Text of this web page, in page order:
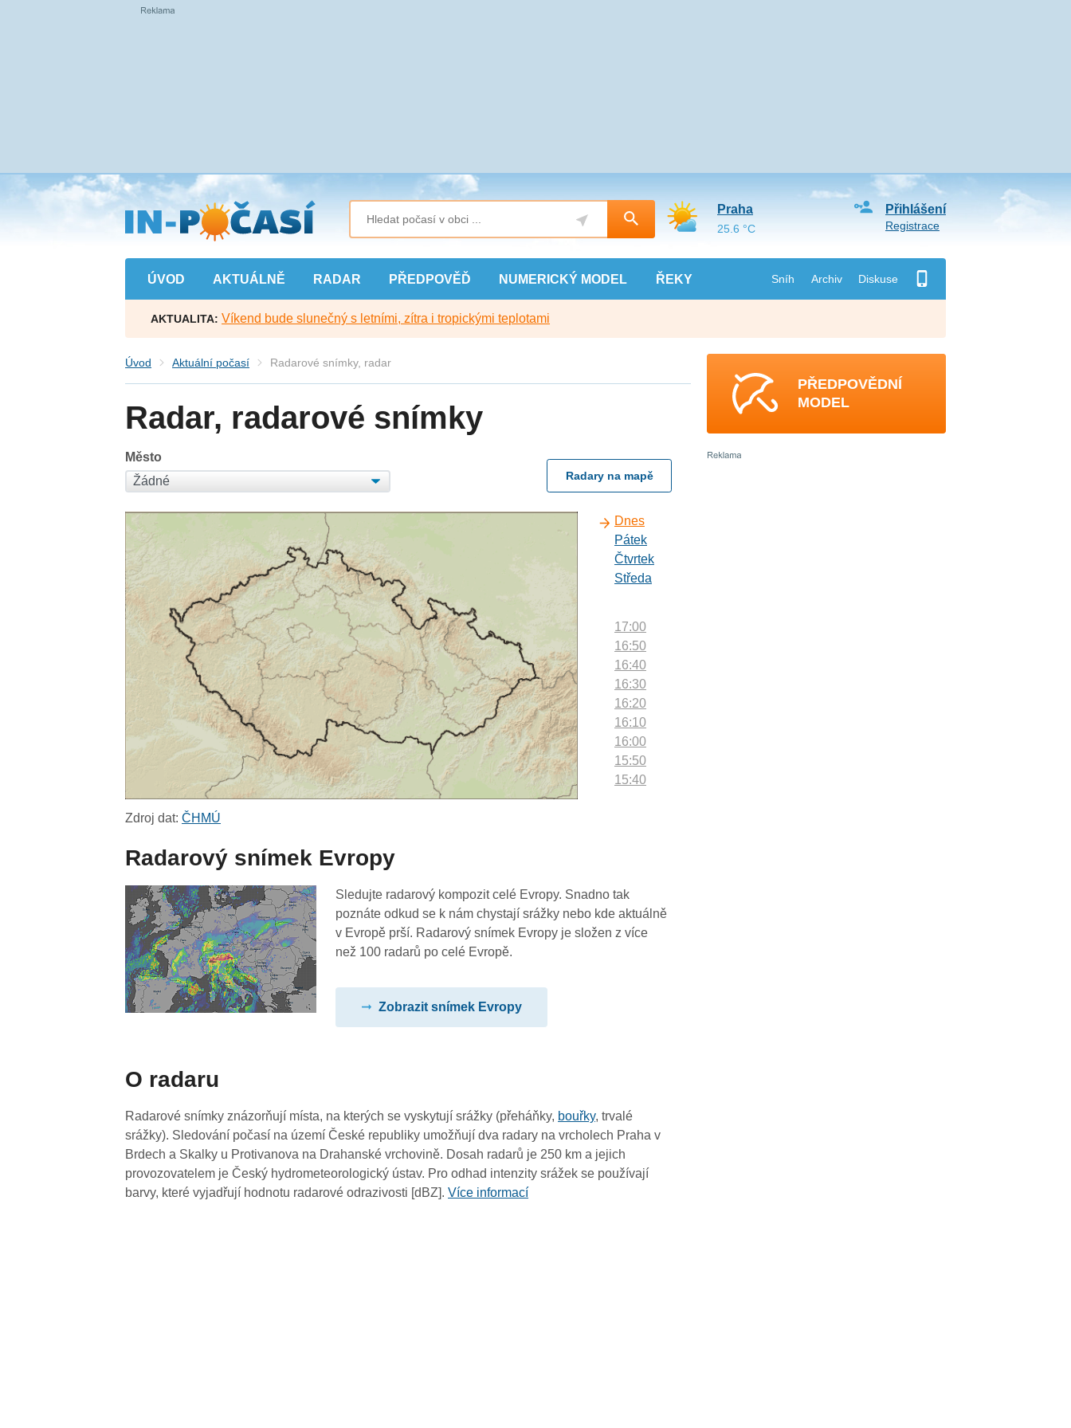
Přejít
na
hlavní
obsah
ÚVOD AKTUÁLNĚ RADAR PŘEDPOVĚĎ NUMERICKÝ MODEL ŘEKY Sníh Archiv Diskuse
Přihlášení
Registrace
Praha
25.6 °C
AKTUALITA: Víkend bude slunečný s letními, zítra i tropickými teplotami
Úvod Aktuální počasí Radarové snímky, radar
Radar, radarové snímky
Město
Radary na mapě
Dnes
Pátek
Čtvrtek
Středa
17:00
16:50
16:40
16:30
16:20
16:10
16:00
15:50
15:40
14:40
14:30
14:20
12:40
12:30
12:20
12:10
Zdroj dat:ČHMÚ
Radarový snímek Evropy
Sledujte radarový kompozit celé Evropy. Snadno tak
poznáte odkud se k nám chystají srážky nebo kde aktuálně
v Evropě prší. Radarový snímek Evropy je složen z více
než 100 radarů po celé Evropě.
Zobrazit snímek Evropy
O radaru
Radarové snímky znázorňují místa, na kterých se vyskytují srážky (přeháňky, bouřky, trvalé
srážky). Sledování počasí na území České republiky umožňují dva radary na vrcholech Praha v
Brdech a Skalky u Protivanova na Drahanské vrchovině. Dosah radarů je 250 km a jejich
provozovatelem je Český hydrometeorologický ústav. Pro odhad intenzity srážek se používají
barvy, které vyjadřují hodnotu radarové odrazivosti [dBZ].Více informací
PŘEDPOVĚDNÍ
MODEL